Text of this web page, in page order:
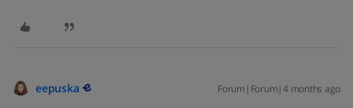
eepuska Forum|Forum|4 months ago